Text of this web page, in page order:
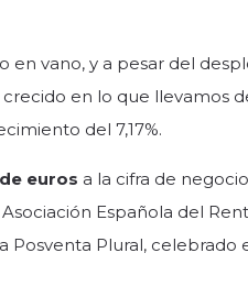
en vano, y a pesar del
en lo que llevamos
del 7,17%.
euros a la cifra de
Española del
Posventa Plural, celebrado